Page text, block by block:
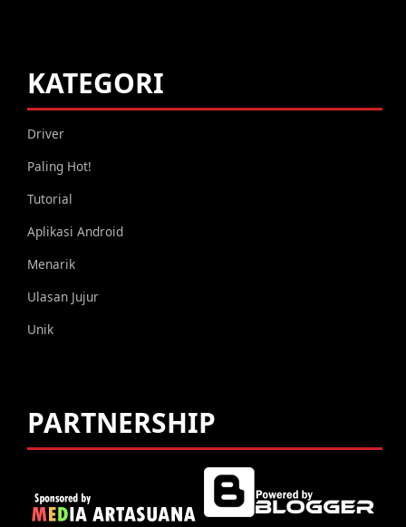
KATEGORI
Driver
Paling Hot!
Tutorial
Aplikasi Android
Menarik
Ulasan Jujur
Unik
PARTNERSHIP